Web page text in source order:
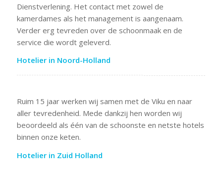
Dienstverlening. Het contact met zowel de
kamerdames als het management is aangenaam.
Verder erg tevreden over de schoonmaak en de
service die wordt geleverd.
Hotelier in Noord-Holland
Ruim 15 jaar werken wij samen met de Viku en naar
aller tevredenheid. Mede dankzij hen worden wij
beoordeeld als één van de schoonste en netste hotels
binnen onze keten.
Hotelier in Zuid Holland